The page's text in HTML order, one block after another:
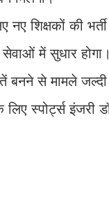
नए शिक्षकों की
में सुधार होगा।
बनने से मामले जल्दी
स्पोर्ट्स इंजरी